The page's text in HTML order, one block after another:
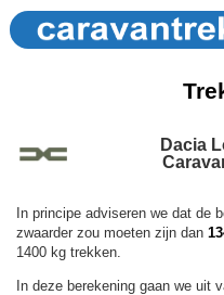
Dacia
In principe adviseren we dat de
zwaarder zou moeten zijn dan
1400 kg trekken.
In deze berekening gaan we uit